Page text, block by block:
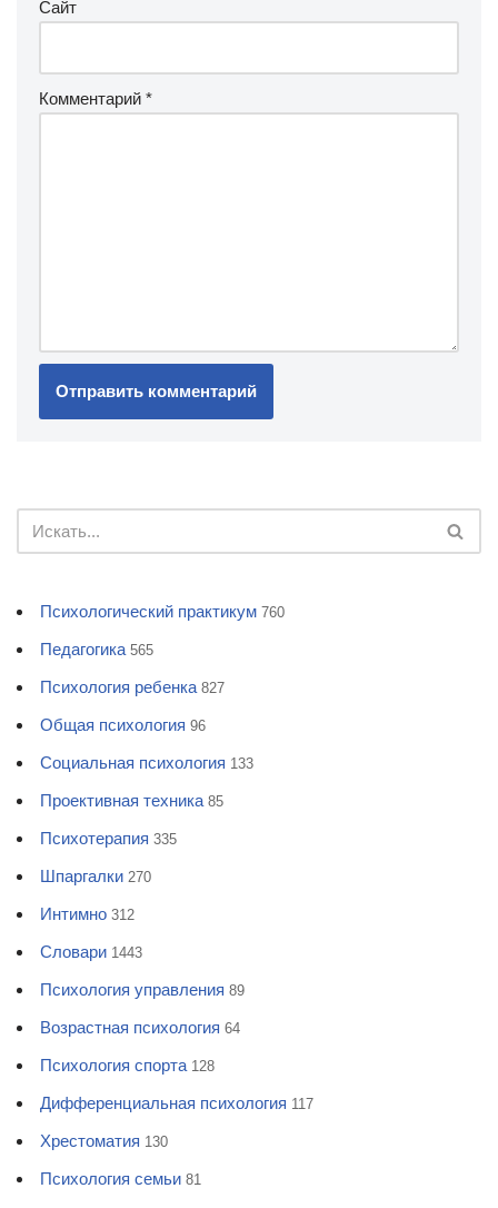
Сайт
Комментарий *
Психологический практикум 760
Педагогика 565
Психология ребенка 827
Общая психология 96
Социальная психология 133
Проективная техника 85
Психотерапия 335
Шпаргалки 270
Интимно 312
Словари 1443
Психология управления 89
Возрастная психология 64
Психология спорта 128
Дифференциальная психология 117
Хрестоматия 130
Психология семьи 81